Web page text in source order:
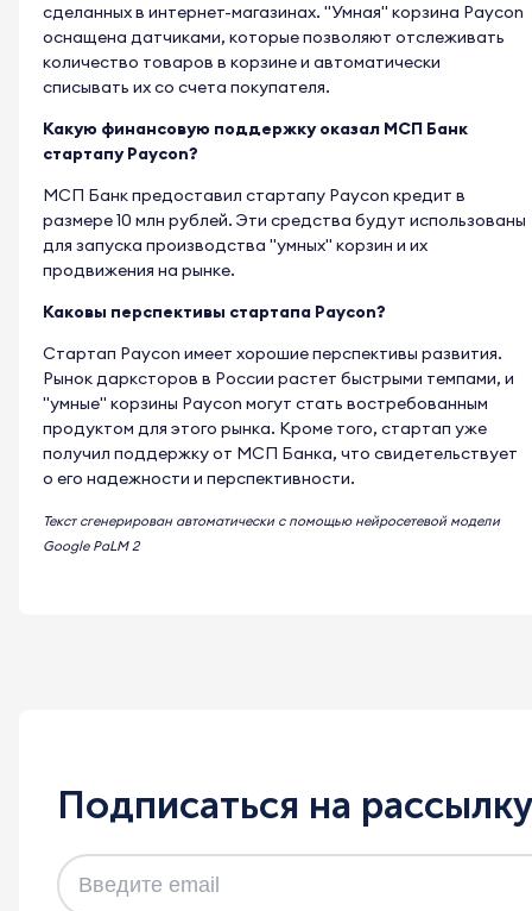
сделанных в интернет-магазинах. "Умная" корзина Paycon
оснащена датчиками, которые позволяют отслеживать
количество товаров в корзине и автоматически
списывать их со счета покупателя.
Какую финансовую поддержку оказал МСП Банк
стартапу Paycon?
МСП Банк предоставил стартапу Paycon кредит в
размере 10 млн рублей. Эти средства будут использованы
для запуска производства "умных" корзин и их
продвижения на рынке.
Каковы перспективы стартапа Paycon?
Стартап Paycon имеет хорошие перспективы развития.
Рынок дарксторов в России растет быстрыми темпами, и
"умные" корзины Paycon могут стать востребованным
продуктом для этого рынка. Кроме того, стартап уже
получил поддержку от МСП Банка, что свидетельствует
о его надежности и перспективности.
Текст сгенерирован автоматически с помощью нейросетевой модели
Google PaLM 2
Подписаться на рассылку